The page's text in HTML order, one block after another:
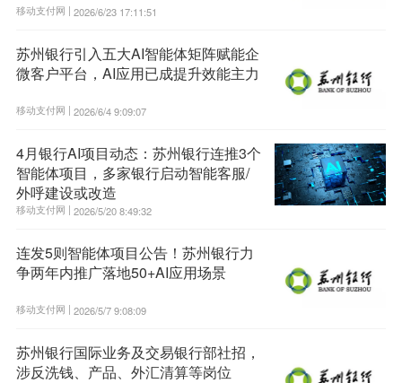
移动支付网 | 2026/6/23 17:11:51
苏州银行引入五大AI智能体矩阵赋能企
微客户平台，AI应用已成提升效能主力
移动支付网 | 2026/6/4 9:09:07
4月银行AI项目动态：苏州银行连推3个
智能体项目，多家银行启动智能客服/
外呼建设或改造
移动支付网 | 2026/5/20 8:49:32
连发5则智能体项目公告！苏州银行力
争两年内推广落地50+AI应用场景
移动支付网 | 2026/5/7 9:08:09
苏州银行国际业务及交易银行部社招，
涉反洗钱、产品、外汇清算等岗位